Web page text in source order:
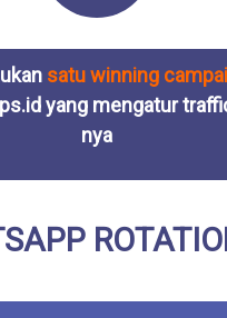
satu winning
yang mengatur
nya